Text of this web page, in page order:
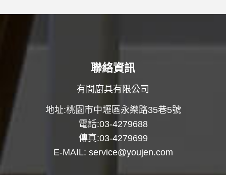
聯絡資訊
有間廚具有限公司
地址:桃園市中壢區永樂路35巷5號
電話:03-4279688
傳真:03-4279699
E-MAIL: service@youjen.com